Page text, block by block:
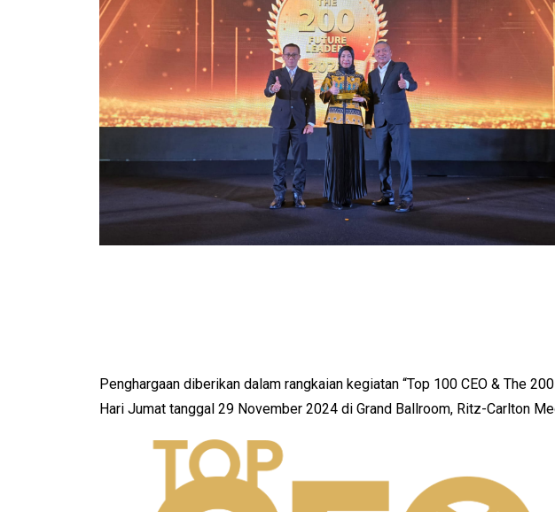
Penghargaan diberikan dalam rangkaian kegiatan “Top 100 CEO & The
Hari Jumat tanggal 29 November 2024 di Grand Ballroom, Ritz-Carlton